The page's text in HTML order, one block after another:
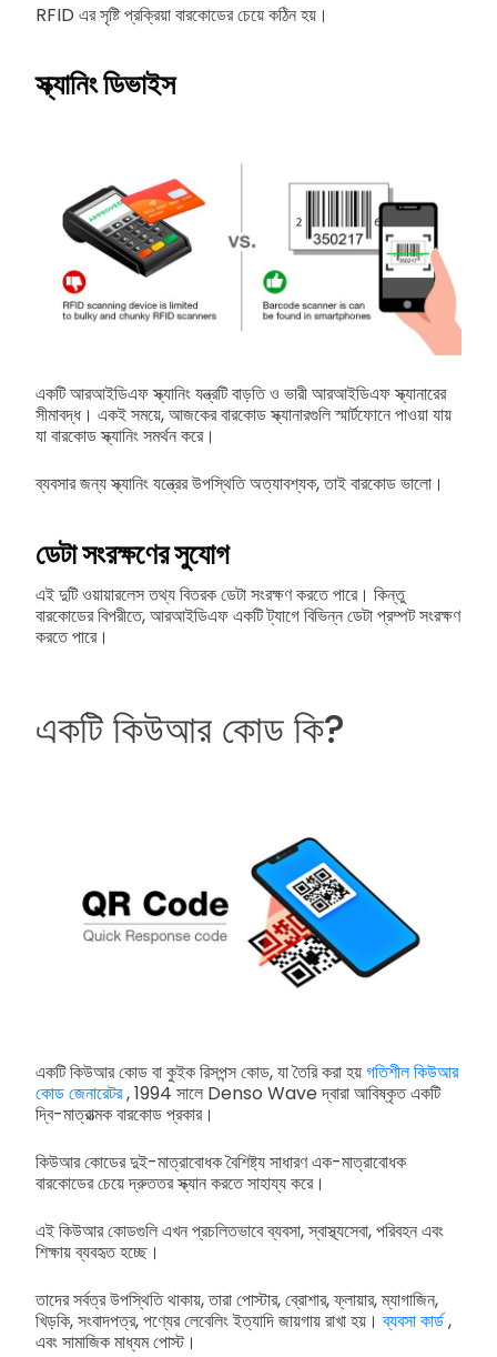
RFID এর সৃষ্টি প্রক্রিয়া বারকোডের চেয়ে কঠিন হয়।
স্ক্যানিং ডিভাইস
একটি আরআইডিএফ স্ক্যানিং যন্ত্রটি বাড়তি ও ভারী আরআইডিএফ স্ক্যানারের
সীমাবদ্ধ। একই সময়ে, আজকের বারকোড স্ক্যানারগুলি স্মার্টফোনে পাওয়া যায়
যা বারকোড স্ক্যানিং সমর্থন করে।
ব্যবসার জন্য স্ক্যানিং যন্ত্রের উপস্থিতি অত্যাবশ্যক, তাই বারকোড ভালো।
ডেটা সংরক্ষণের সুযোগ
এই দুটি ওয়ায়ারলেস তথ্য বিতরক ডেটা সংরক্ষণ করতে পারে। কিন্তু
বারকোডের বিপরীতে, আরআইডিএফ একটি ট্যাগে বিভিন্ন ডেটা প্রম্পট সংরক্ষণ
করতে পারে।
একটি কিউআর কোড কি?
একটি কিউআর কোড বা কুইক রিসপন্স কোড, যা তৈরি করা হয়গতিশীল কিউআর
কোড জেনারেটর, 1994 সালে Denso Wave দ্বারা আবিষ্কৃত একটি
দ্বি-মাত্রাত্মক বারকোড প্রকার।
কিউআর কোডের দুই-মাত্রাবোধক বৈশিষ্ট্য সাধারণ এক-মাত্রাবোধক
বারকোডের চেয়ে দ্রুততর স্ক্যান করতে সাহায্য করে।
এই কিউআর কোডগুলি এখন প্রচলিতভাবে ব্যবসা, স্বাস্থ্যসেবা, পরিবহন এবং
শিক্ষায় ব্যবহৃত হচ্ছে।
তাদের সর্বত্র উপস্থিতি থাকায়, তারা পোস্টার, ব্রোশার, ফ্লায়ার, ম্যাগাজিন,
খিড়কি, সংবাদপত্র, পণ্যের লেবেলিং ইত্যাদি জায়গায় রাখা হয়।ব্যবসা কার্ড,
এবং সামাজিক মাধ্যম পোস্ট।